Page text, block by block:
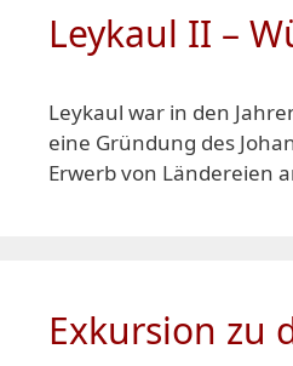
Leykaul II –
Leykaul war in den
eine Gründung des
Erwerb von Ländereien
Exkursion zu